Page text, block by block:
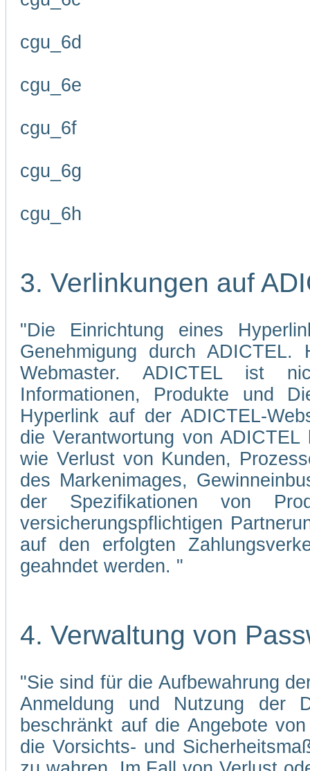
cgu_6d
cgu_6e
cgu_6f
cgu_6g
cgu_6h
3. Verlinkungen auf
"Die Einrichtung eines
Genehmigung durch
Webmaster. ADICTEL ist
Informationen, Produkte und
Hyperlink auf der ADICTEL-
die Verantwortung von
wie Verlust von Kunden,
des Markenimages,
der Spezifikationen von
versicherungspflichtigen
auf den erfolgten
geahndet werden. "
4. Verwaltung von
"Sie sind für die Aufbewahrung
Anmeldung und Nutzung der
beschränkt auf die Angebote
die Vorsichts- und